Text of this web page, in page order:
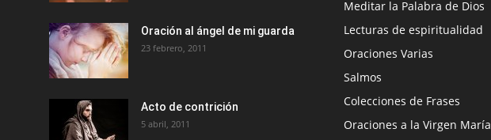
Oración al ángel de mi guarda
23 febrero, 2011
Acto de contrición
5 abril, 2011
Meditar la Palabra de Dios
Lecturas de espiritualidad
Oraciones Varias
Salmos
Colecciones de Frases
Oraciones a la Virgen María